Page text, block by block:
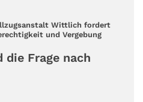
Wittlich fordert
und Vergebung
Frage nach